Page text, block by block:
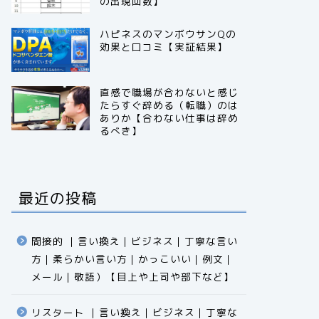
ハピネスのマンボウサンQの
効果と口コミ【実証結果】
直感で職場が合わないと感じ
たらすぐ辞める（転職）のは
ありか【合わない仕事は辞め
るべき】
最近の投稿
間接的 ｜言い換え｜ビジネス｜丁寧な言い
方｜柔らかい言い方｜かっこいい｜例文｜
メール｜敬語）【目上や上司や部下など】​​​​​​​​​​​​​​​​
リスタート ｜言い換え｜ビジネス｜丁寧な